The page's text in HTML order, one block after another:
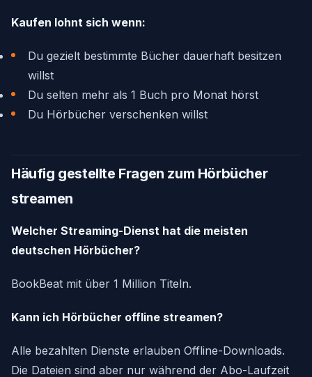
Kaufen lohnt sich wenn:
Du gezielt bestimmte Bücher dauerhaft besitzen
willst
Du selten mehr als 1 Buch pro Monat hörst
Du Hörbücher verschenken willst
Häufig gestellte Fragen zum Hörbücher
streamen
Welcher Streaming-Dienst hat die meisten
deutschen Hörbücher?
BookBeat mit über 1 Million Titeln.
Kann ich Hörbücher offline streamen?
Alle bezahlten Dienste erlauben Offline-Downloads.
Die Dateien sind aber nur während der Abo-Laufzeit